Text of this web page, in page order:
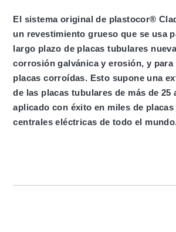
El sistema original de plastocor®
un revestimiento grueso que se usa
largo plazo de placas tubulares
corrosión galvánica y erosión, y para
placas corroídas. Esto supone una
de las placas tubulares de más de 25
aplicado con éxito en miles de
centrales eléctricas de todo el